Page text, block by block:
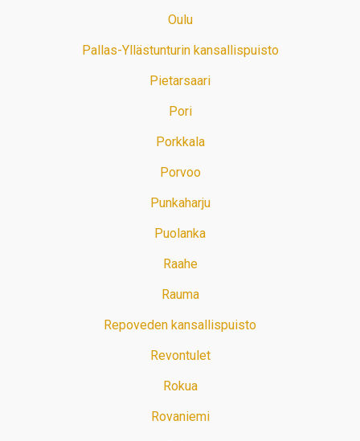
Oulu
Pallas-Yllästunturin kansallispuisto
Pietarsaari
Pori
Porkkala
Porvoo
Punkaharju
Puolanka
Raahe
Rauma
Repoveden kansallispuisto
Revontulet
Rokua
Rovaniemi